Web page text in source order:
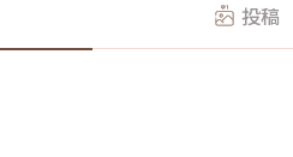
投稿